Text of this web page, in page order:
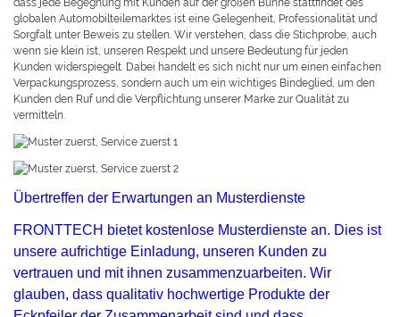
dass jede Begegnung mit Kunden auf der großen Bühne stattfindet des
globalen Automobilteilemarktes ist eine Gelegenheit, Professionalität und
Sorgfalt unter Beweis zu stellen. Wir verstehen, dass die Stichprobe, auch
wenn sie klein ist, unseren Respekt und unsere Bedeutung für jeden
Kunden widerspiegelt. Dabei handelt es sich nicht nur um einen einfachen
Verpackungsprozess, sondern auch um ein wichtiges Bindeglied, um den
Kunden den Ruf und die Verpflichtung unserer Marke zur Qualität zu
vermitteln.
Übertreffen der Erwartungen an Musterdienste
FRONTTECH bietet kostenlose Musterdienste an. Dies ist
unsere aufrichtige Einladung, unseren Kunden zu
vertrauen und mit ihnen zusammenzuarbeiten. Wir
glauben, dass qualitativ hochwertige Produkte der